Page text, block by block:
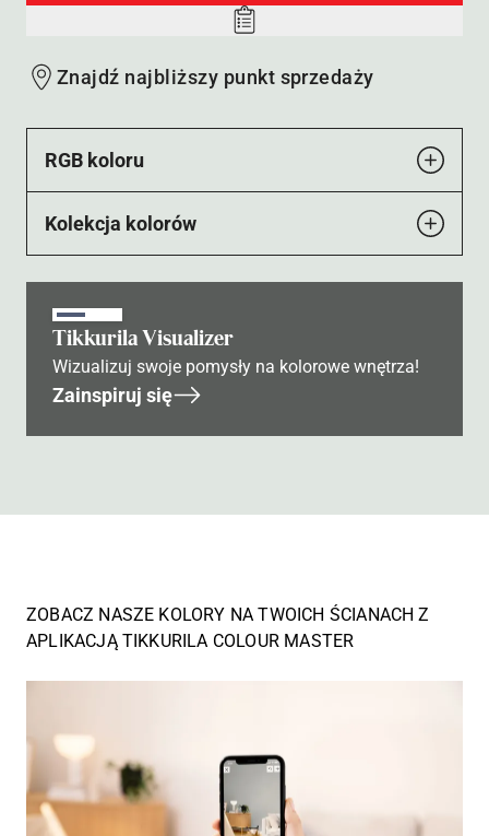
Add
wishlist
Znajdź najbliższy punkt sprzedaży
RGB koloru
Kolekcja kolorów
Tikkurila Visualizer
Wizualizuj swoje pomysły na kolorowe wnętrza!
Zainspiruj się
ZOBACZ NASZE KOLORY NA TWOICH ŚCIANACH Z
APLIKACJĄ TIKKURILA COLOUR MASTER